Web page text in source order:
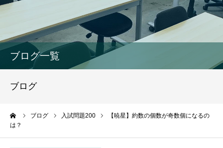
ブログ一覧
ブログ
ブログ 入試問題200
【暁星】約数の個数が奇数個になるの
は？
模試